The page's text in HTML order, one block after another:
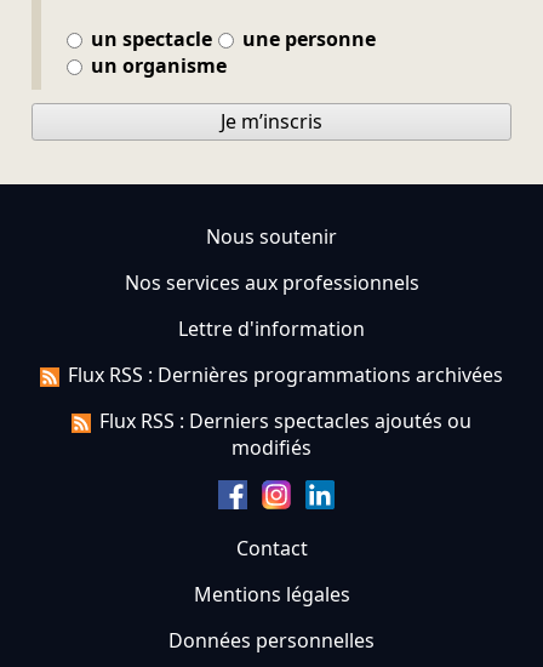
un spectacle
une personne
un organisme
Je m’inscris
Nous soutenir
Nos services aux professionnels
Lettre d'information
Flux RSS : Dernières programmations archivées
Flux RSS : Derniers spectacles ajoutés ou
modifiés
Contact
Mentions légales
Données personnelles